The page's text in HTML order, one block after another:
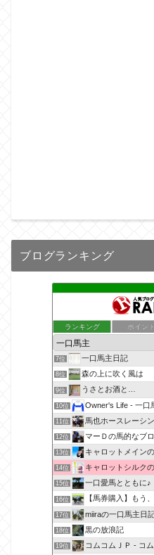
ブログランキング
ランキング ポイント
7位 一口馬主日記
8位 森の上に吹く風は
9位 うさとお酒と…
10位 Owner's Life - 一口
11位 馬也ホースレーシング
12位 マーＤの馬的なブ
13位 キャロットメイン
14位 キャロットシルク
15位 一口愛馬とともに♪
16位 【馬券購入】もう、
17位 miiraの一口馬主日
18位 黒の放浪記
19位 コムコムＪＰ - コ